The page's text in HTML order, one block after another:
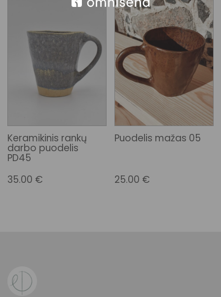
Keramikinis rankų
darbo puodelis
PD45
35.00 €
Puodelis mažas 05
25.00 €